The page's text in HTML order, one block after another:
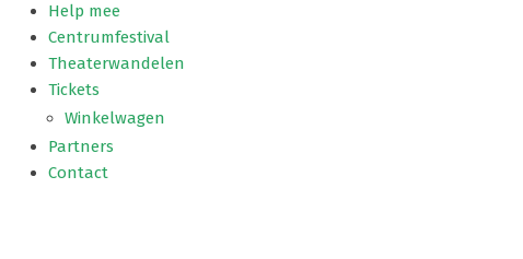
Help mee
Centrumfestival
Theaterwandelen
Tickets
Winkelwagen
Partners
Contact